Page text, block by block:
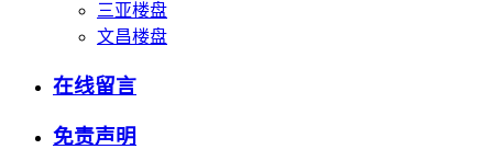
三亚楼盘
文昌楼盘
在线留言
免责声明